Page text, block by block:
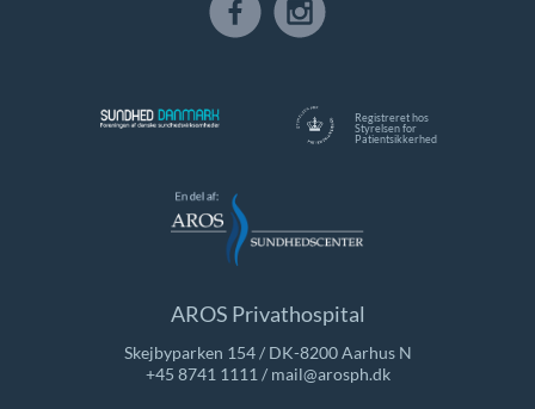
Registreret hos
Styrelsen for
Patientsikkerhed
AROS Privathospital
Skejbyparken 154 / DK-8200 Aarhus N
+45 8741 1111 / mail@arosph.dk